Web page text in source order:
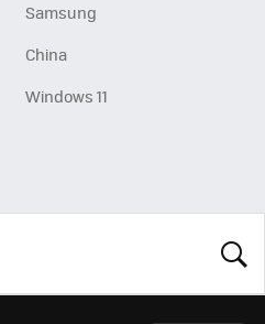
Samsung
China
Windows 11